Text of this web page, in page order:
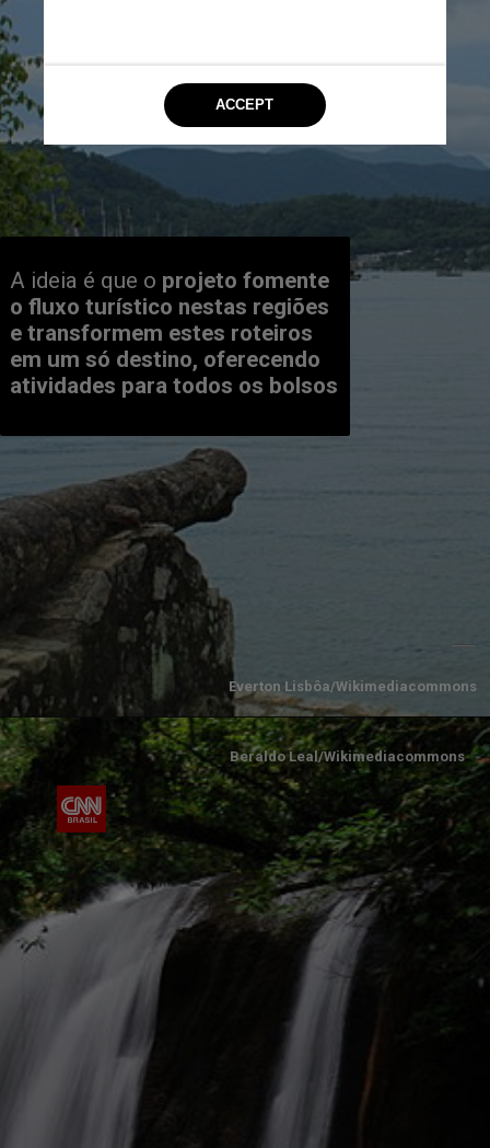
A ideia é que o projeto fomente
o fluxo turístico nestas regiões
e transformem estes roteiros
em um só destino, oferecendo
atividades para todos os bolsos
Everton Lisbôa/Wikimediacommons
Beraldo Leal/Wikimediacommons